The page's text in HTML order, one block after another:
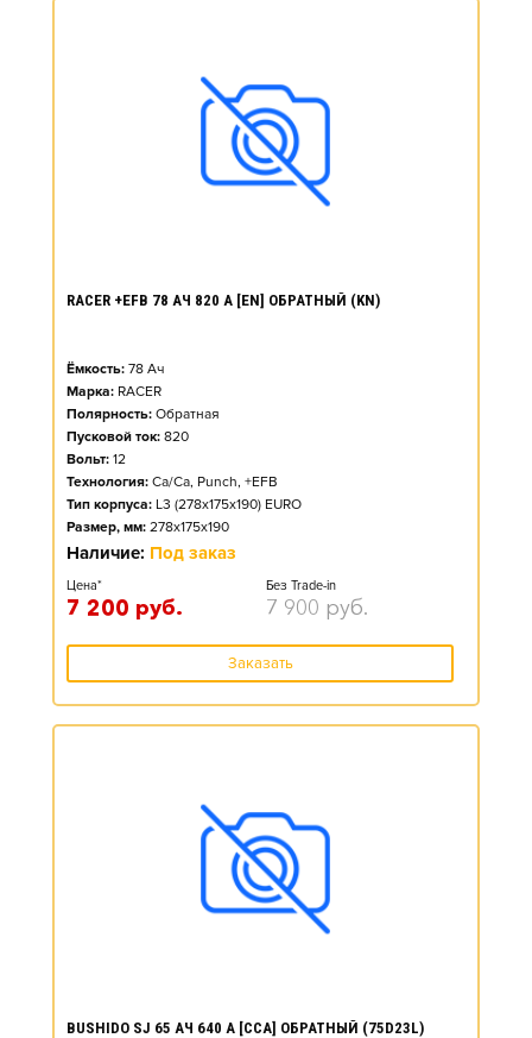
RACER +EFB 78 АЧ 820 А [EN] ОБРАТНЫЙ (KN)
Ёмкость: 78 Ач
Марка: RACER
Полярность: Обратная
Пусковой ток: 820
Вольт: 12
Технология: Ca/Ca, Punch, +EFB
Тип корпуса: L3 (278x175x190) EURO
Размер, мм: 278x175x190
Наличие: Под заказ
Цена*
7 200 руб.
Без Trade-in
7 900 руб.
Заказать
BUSHIDO SJ 65 АЧ 640 А [CCA] ОБРАТНЫЙ (75D23L)